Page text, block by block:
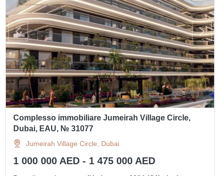
Complesso immobiliare Jumeirah Village Circle,
Dubai, EAU, № 31077
Jumeirah Village Circle, Dubai
1 000 000 AED - 1 475 000 AED